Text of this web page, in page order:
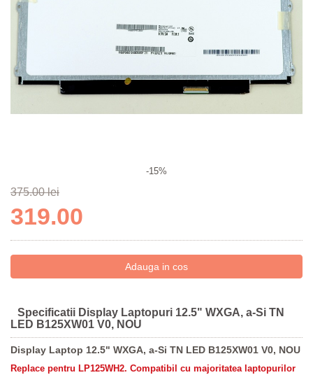
-15%
375.00 lei
319.00
Specificatii Display Laptopuri 12.5" WXGA, a-Si TN
LED B125XW01 V0, NOU
Display Laptop 12.5" WXGA, a-Si TN LED B125XW01 V0, NOU
Replace pentru LP125WH2. Compatibil cu majoritatea laptopurilor